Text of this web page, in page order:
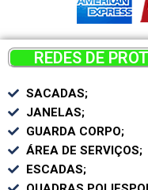
REDES DE
SACADAS;
JANELAS;
GUARDA CORPO;
ÁREA DE SERVIÇOS;
ESCADAS;